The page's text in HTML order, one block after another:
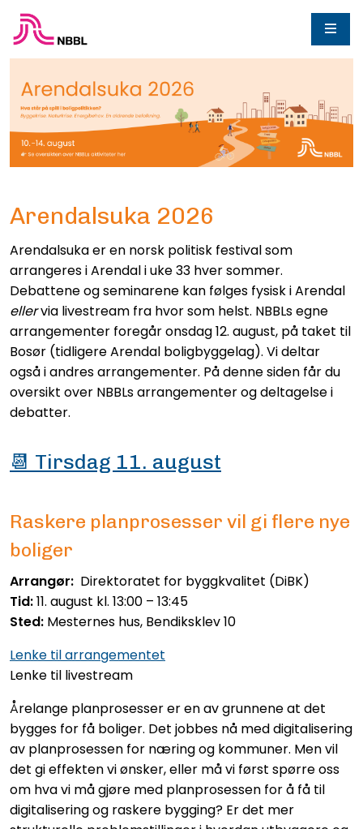
Arendalsuka 2026
Arendalsuka er en norsk politisk festival som
arrangeres i Arendal i uke 33 hver sommer.
Debattene og seminarene kan følges fysisk i Arendal
ellervia livestream fra hvor som helst. NBBLs egne
arrangementer foregår onsdag 12. august, på taket til
Bosør (tidligere Arendal boligbyggelag). Vi deltar
også i andres arrangementer. På denne siden får du
oversikt over NBBLs arrangementer og deltagelse i
debatter.
📆 Tirsdag 11. august
Raskere planprosesser vil gi flere nye
boliger
Arrangør: Direktoratet for byggkvalitet (DiBK)
Tid:11. august kl. 13:00 – 13:45
Sted: Mesternes hus, Bendiksklev 10
Lenke til arrangementet
Lenke til livestream
Årelange planprosesser er en av grunnene at det
bygges for få boliger. Det jobbes nå med digitalisering
av planprosessen for næring og kommuner. Men vil
det gi effekten vi ønsker, eller må vi først spørre oss
om hva vi må gjøre med planprosessen for å få til
digitalisering og raskere bygging? Er det mer